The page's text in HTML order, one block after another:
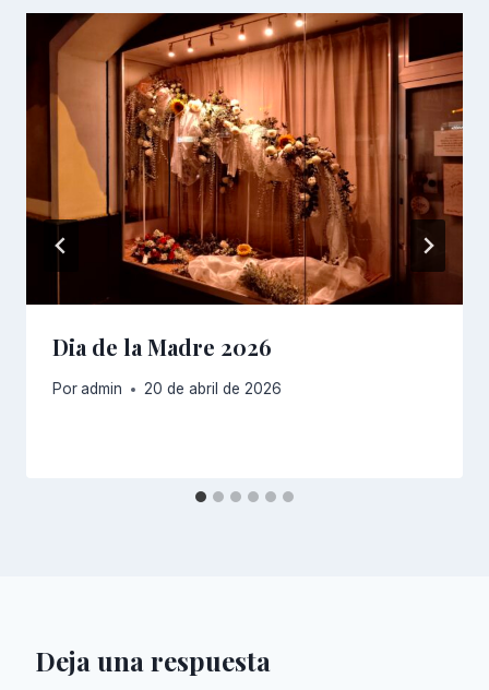
Dia de la Madre 2026
Poradmin 20 de abril de 2026
Deja una respuesta